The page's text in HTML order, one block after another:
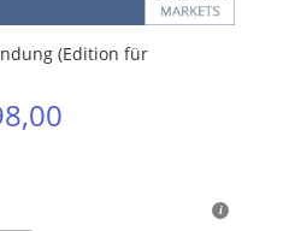
(Edition für